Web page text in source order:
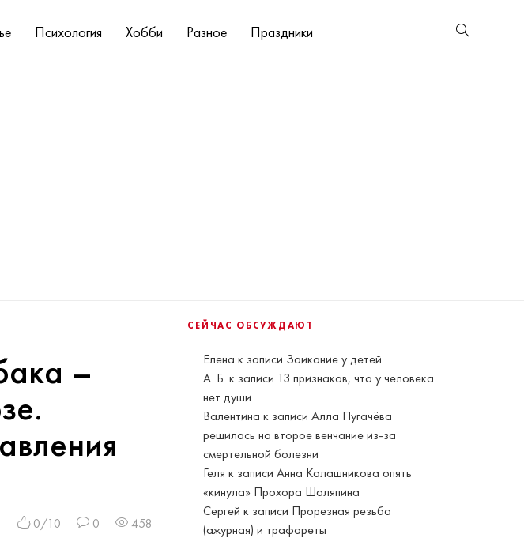
Психология Хобби Разное Праздники
СЕЙЧАС ОБСУЖДАЮТ
Елена к записи Заикание у детей
А. Б. к записи 13 признаков, что у человека
нет души
Валентина к записиАлла Пугачёва
решилась на второе венчание из-за
смертельной болезни
Геля к записиАнна Калашникова опять
«кинула» Прохора Шаляпина
Сергей к записи Прорезная резьба
(ажурная) и трафареты
–
0/10 0 458